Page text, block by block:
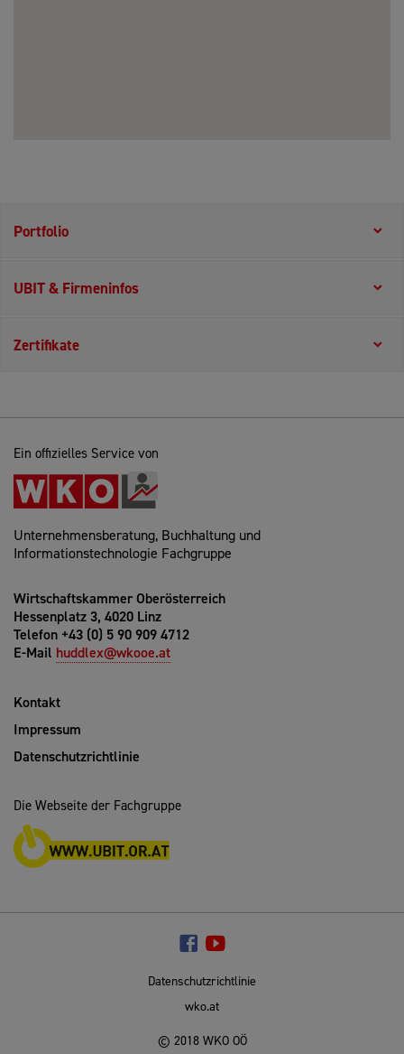
Portfolio
UBIT & Firmeninfos
Zertifikate
Ein offizielles Service von
Unternehmensberatung, Buchhaltung und
Informationstechnologie Fachgruppe
Wirtschaftskammer Oberösterreich
Hessenplatz 3, 4020 Linz
Telefon +43 (0) 5 90 909 4712
E-Mail huddlex@wkooe.at
Kontakt
Impressum
Datenschutzrichtlinie
Die Webseite der Fachgruppe
Datenschutzrichtlinie
wko.at
© 2018 WKO OÖ